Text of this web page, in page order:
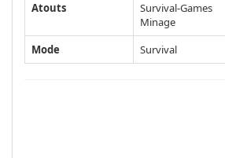
Atouts
Survival-Games
Minage
Mode
Survival